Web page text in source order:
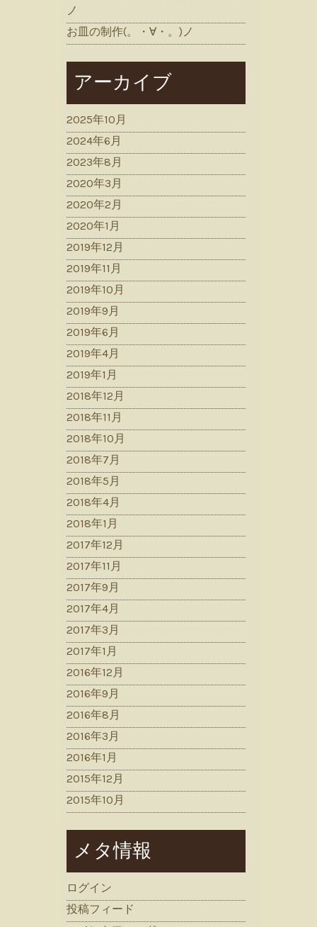
ノ
お皿の制作(。・∀・。)ノ
アーカイブ
2025年10月
2024年6月
2023年8月
2020年3月
2020年2月
2020年1月
2019年12月
2019年11月
2019年10月
2019年9月
2019年6月
2019年4月
2019年1月
2018年12月
2018年11月
2018年10月
2018年7月
2018年5月
2018年4月
2018年1月
2017年12月
2017年11月
2017年9月
2017年4月
2017年3月
2017年1月
2016年12月
2016年9月
2016年8月
2016年3月
2016年1月
2015年12月
2015年10月
メタ情報
ログイン
投稿フィード